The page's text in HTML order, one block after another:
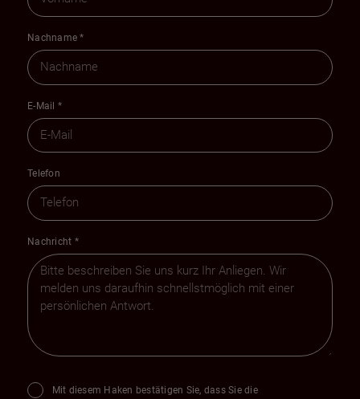
Nachname*
E-Mail *
Telefon
Nachricht *
Mit diesem Haken bestätigen Sie, dass Sie die